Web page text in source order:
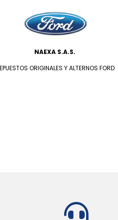
NAEXA S.A.S.
ORIGINALES Y ALTERNOS FORD